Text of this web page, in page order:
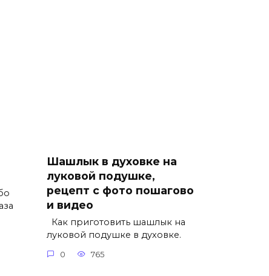
Шашлык в духовке на
луковой подушке,
рецепт с фото пошагово
и видео
Как приготовить шашлык на
луковой подушке в духовке.
0 765